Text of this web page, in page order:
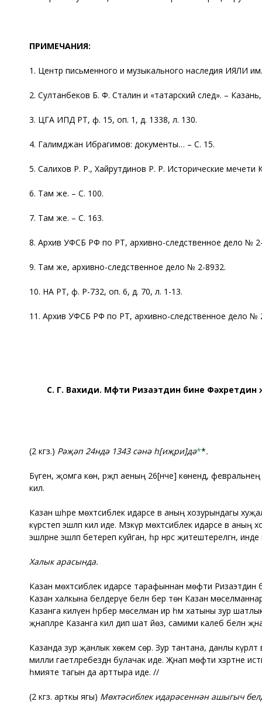
ПРИМЕЧАНИЯ:
1. Центр письменного и музыкального наследия ИЯЛИ
2. Султанбеков Б. Ф. Сталин и «татарский след». –
3. ЦГА ИПД РТ, ф. 15, оп. 1, д. 1338, л. 130.
4. Галимджан Ибрагимов: документы… – С. 15.
5. Салихов Р. Р., Хайрутдинов Р. Р. Исторические мечети
6. Там же. – С. 100.
7. Там же. – С. 163.
8. Архив УФСБ РФ по РТ, архивно-следственное дело №
9. Там же, архивно-следственное дело № 2-8932.
10. НА РТ, ф. Р-732, оп. 6, д. 70, л. 1-13.
11. Архив УФСБ РФ по РТ, архивно-следственное дело №
С. Г. Вахиди. Мөфти Ризаэтдин бине Фәхретдин
(2 кгз.) Рәҗәп 24ндә 1343 сәнә һ[иҗри]дә**.
Бүген, җомга көн, рәҗәп аеның 26[нче] көнендә, февральнең
килә.
Казан шәһәре мөхтәсиблек идарәсе вә аның хозурындагы
күрсәтеп эшләп килә иде. Мәзкүр мөхтәсиблек идарәсе вә
эшләрне эшләп бетереп куйган, һәр нәрсә җитештерелгән, инде
Халык арасында.
Казан мөхтәсиблек идарәсе тарафыннан мөфти Ризаэтдин
Казан халкына белдерүе белән бер төн Казан
Казанга килүенә һәрбер мөселман ир һәм хатыны зур
җәнапләре Казанга килә дип шат йөз, самими калеб белән
Казанда зур җанлык хөкем сөрә. Зур тантана, данлы
милли гаетләребездән булачак иде. Җәнап мөфти
әһәмияте тагын да арттыра иде. //
(2 кгз. арткы ягы) Мөхтәсиблек идарәсеннән ашыгыч